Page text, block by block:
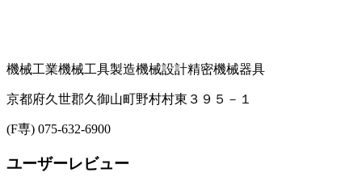
機械工業機械工具製造機械設計精密機械器具
京都府久世郡久御山町野村村東３９５－１
(F専) 075-632-6900
ユーザーレビュー